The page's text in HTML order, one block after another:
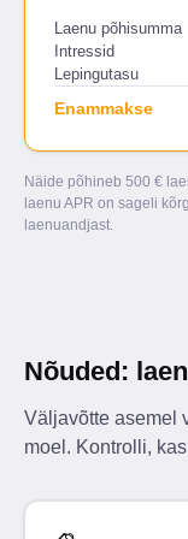
Laenu põhisumma
Intressid
Lepingutasu
Enammakse
Näide põhineb 500 €
laenu APR on sageli
laenuandjast.
Nõuded:
Väljavõtte asemel
moel. Kontrolli,